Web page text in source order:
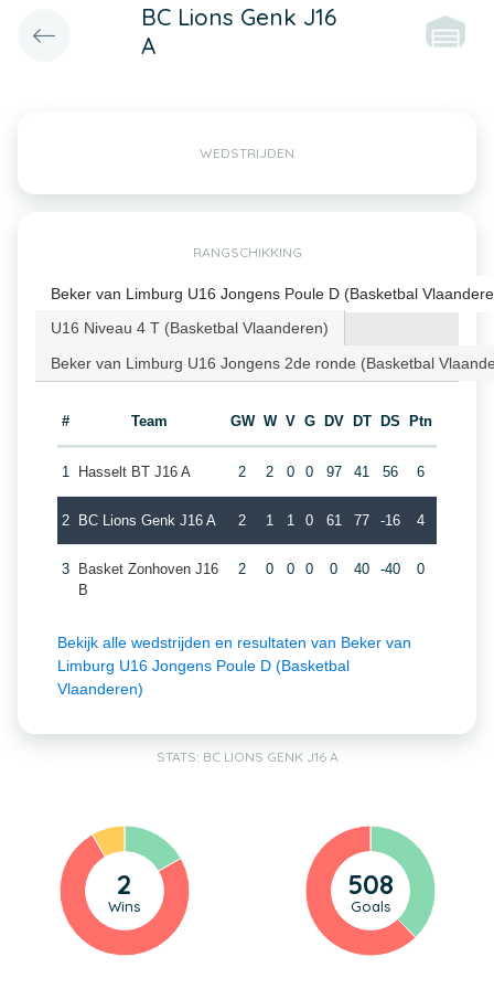
BC Lions Genk J16
A
WEDSTRIJDEN
RANGSCHIKKING
Beker van Limburg U16 Jongens Poule D (Basketbal
U16 Niveau 4 T (Basketbal Vlaanderen)
Beker van Limburg U16 Jongens 2de ronde (Basketbal
# Team GW W V G DV DT DS Ptn
1 Hasselt BT J16 A 2 2 0 0 97 41 56 6
2 BC Lions Genk J16 A 2 1 1 0 61 77 -16 4
3
Basket Zonhoven J16
B
2 0 0 0 0 40 -40 0
Bekijk alle wedstrijden en resultaten van Beker van
Limburg U16 Jongens Poule D (Basketbal
Vlaanderen)
STATS: BC LIONS GENK J16 A
2
Wins
508
Goals